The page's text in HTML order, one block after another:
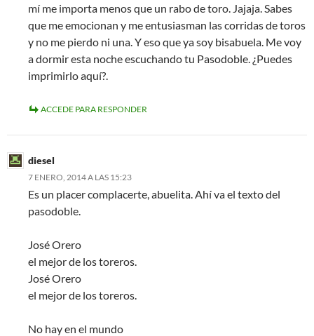
mí me importa menos que un rabo de toro. Jajaja. Sabes
que me emocionan y me entusiasman las corridas de toros
y no me pierdo ni una. Y eso que ya soy bisabuela. Me voy
a dormir esta noche escuchando tu Pasodoble. ¿Puedes
imprimirlo aquí?.
ACCEDE PARA RESPONDER
diesel
7 ENERO, 2014 A LAS 15:23
Es un placer complacerte, abuelita. Ahí va el texto del
pasodoble.
José Orero
el mejor de los toreros.
José Orero
el mejor de los toreros.
No hay en el mundo